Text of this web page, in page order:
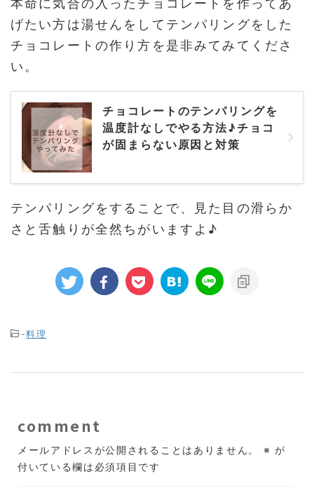
げたい方は湯せんをしてテンパリングをした
チョコレートの作り方を是非みてみてくださ
い。
チョコレートのテンパリングを
温度計なしでやる方法♪チョコ
が固まらない原因と対策
テンパリングをすることで、見た目の滑らか
さと舌触りが全然ちがいますよ♪
-料理
comment
メールアドレスが公開されることはありません。 ※ が
付いている欄は必須項目です